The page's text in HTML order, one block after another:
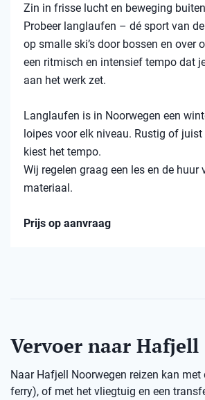
Zin in frisse lucht en beweging
Probeer langlaufen – dé sport van
op smalle ski’s door bossen en over
een ritmisch en intensief tempo dat
aan het werk zet.
Langlaufen is in Noorwegen een
loipes voor elk niveau. Rustig of
kiest het tempo.
Wij regelen graag een les en de huur
materiaal.
Prijs op aanvraag
Vervoer naar Hafjell
Naar Hafjell Noorwegen reizen kan met
ferry), of met het vliegtuig en een